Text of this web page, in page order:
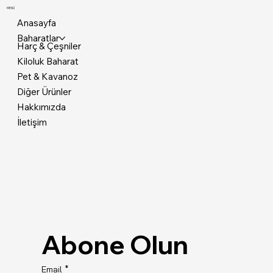
MENÜ
Anasayfa
Baharatlar
Harç & Çeşniler
Kiloluk Baharat
Pet & Kavanoz
Diğer Ürünler
Hakkımızda
İletişim
Abone Olun
Email *